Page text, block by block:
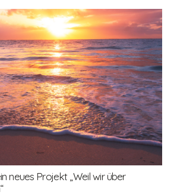
neues Projekt „Weil wir über